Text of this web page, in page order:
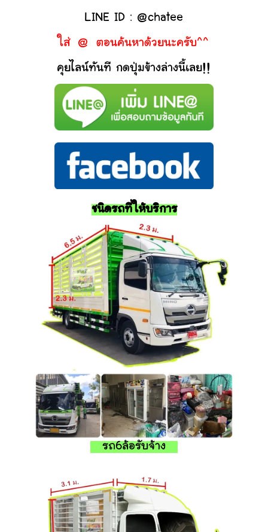
LINE ID : @chatee
ใส่ @ ตอนค้นหาด้วยนะครับ^^
คุยไลน์ทันที กดปุ่มข้างล่างนี้เลย!!
ชนิดรถที่ให้บริการ
รถ6ล้อรับจ้าง